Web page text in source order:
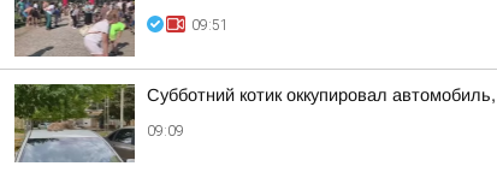
09:51
Субботний котик оккупировал
09:09